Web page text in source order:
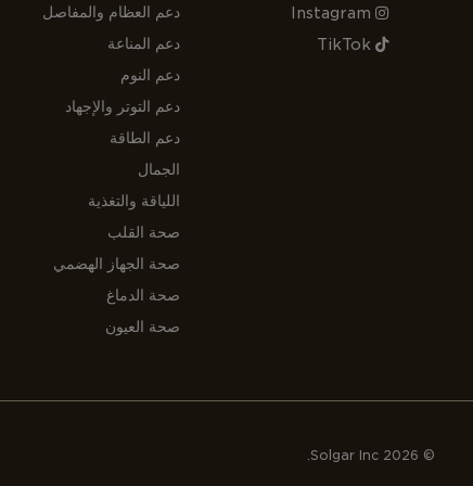
دعم العظام والمفاصل
دعم المناعة
دعم النوم
دعم التوتر والإجهاد
دعم الطاقة
الجمال
اللياقة والتغذية
صحة القلب
صحة الجهاز الهضمي
صحة الدماغ
صحة العيون
© 2026 Solgar Inc.